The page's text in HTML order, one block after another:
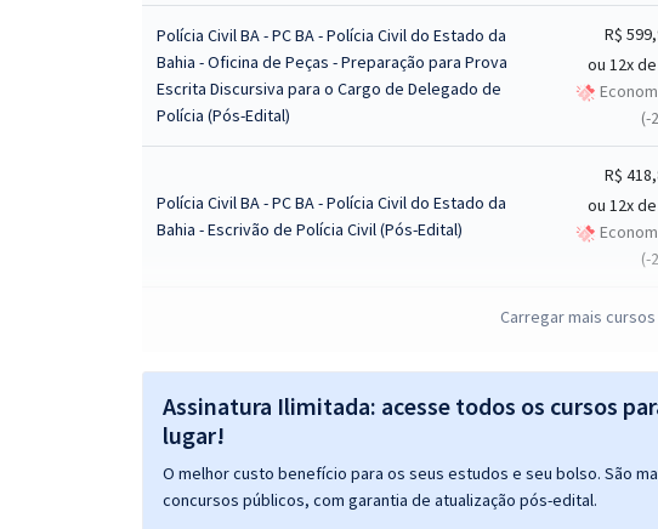
Polícia Civil BA - PC BA - Polícia Civil do Estado da
Bahia - Oficina de Peças - Preparação para Prova
Escrita Discursiva para o Cargo de Delegado de
Polícia (Pós-Edital)
R$
ou 12x de
(-
Polícia Civil BA - PC BA - Polícia Civil do Estado da
Bahia - Escrivão de Polícia Civil (Pós-Edital)
R$
ou 12x de
(-
Polícia Civil BA - PC BA - Polícia Civil do Estado da
R$
(-
Mentoria PCBA: Escrivão e Investigador - Ana
Karolina
ou R$
Carregar mais cursos
Assinatura Ilimitada: acesse todos os cursos
lugar!
O melhor custo benefício para os seus estudos e seu bolso. São
concursos públicos, com garantia de atualização pós-edital.